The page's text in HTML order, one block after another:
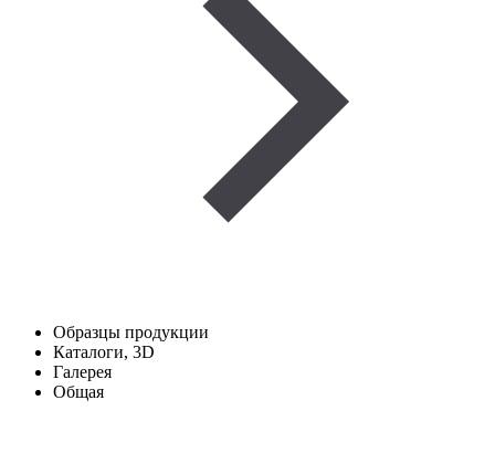
Образцы продукции
Каталоги, 3D
Галерея
Общая